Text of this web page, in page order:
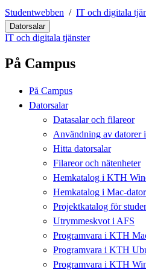
Studentwebben IT och digitala
Datorsalar
IT och digitala tjänster
På Campus
På Campus
Datorsalar
Datasalar och filareor
Användning av datorer
Hitta datorsalar
Filareor och nätenheter
Hemkatalog i KTH
Hemkatalog i Mac-
Projektkatalog för
Utrymmeskvot i AFS
Programvara i KTH
Programvara i KTH
Programvara i KTH